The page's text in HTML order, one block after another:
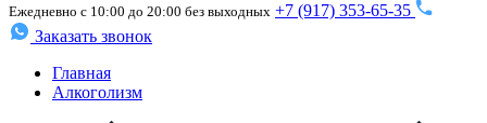
Ежедневно с 10:00 до 20:00 без выходных +7 (917) 353-65-35
Заказать звонок
Главная
Алкоголизм